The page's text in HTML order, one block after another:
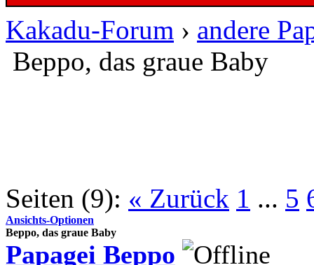
Kakadu-Forum › andere
Beppo, das graue Baby
Seiten (9): « Zurück 1 ... 5
Ansichts-Optionen
Beppo, das graue Baby
Papagei Beppo